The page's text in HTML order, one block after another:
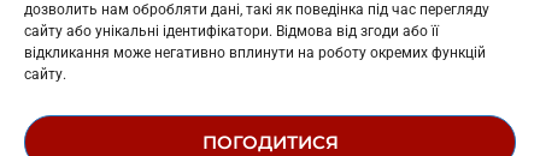
дозволить нам обробляти дані, такі як поведінка під час перегляду
сайту або унікальні ідентифікатори. Відмова від згоди або її
відкликання може негативно вплинути на роботу окремих функцій
сайту.
ПОГОДИТИСЯ